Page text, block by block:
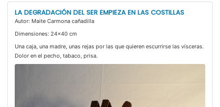
LA DEGRADACIÓN DEL SER EMPIEZA EN LAS COSTILLAS
Autor: Maite Carmona cañadilla
Dimensiones: 24x40 cm
Una caja, una madre, unas rejas por las que quieren escurrirse las vísceras.
Dolor en el pecho, tabaco, prisa.